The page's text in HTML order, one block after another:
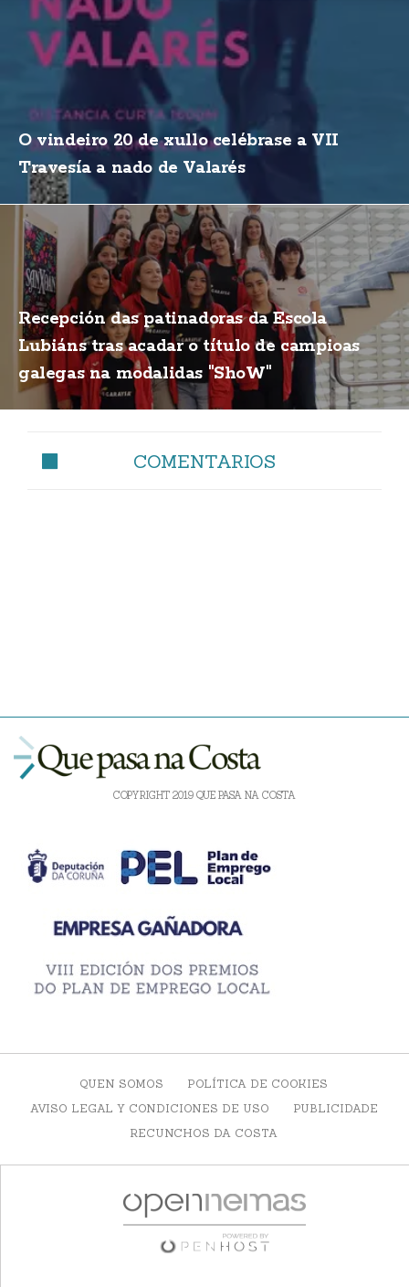
O vindeiro 20 de xullo celébrase a VII
Travesía a nado de Valarés
Recepción das patinadoras da Escola
Lubiáns tras acadar o título de campioas
galegas na modalidas "ShoW"
COMENTARIOS
COPYRIGHT 2019 QUE PASA NA COSTA
QUEN SOMOS
POLÍTICA DE COOKIES
AVISO LEGAL Y CONDICIONES DE USO
PUBLICIDADE
RECUNCHOS DA COSTA